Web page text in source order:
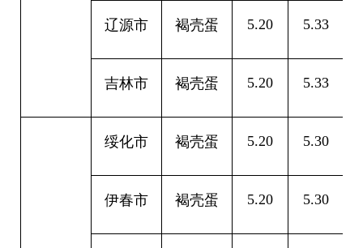
辽源市 褐壳蛋 5.20 5.33
吉林市 褐壳蛋 5.20 5.33
绥化市 褐壳蛋 5.20 5.30
伊春市 褐壳蛋 5.20 5.30